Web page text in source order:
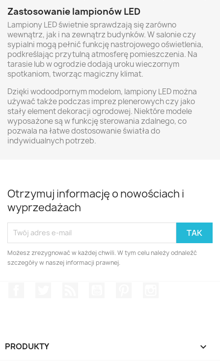
Zastosowanie lampionów LED
Lampiony LED świetnie sprawdzają się zarówno
wewnątrz, jak i na zewnątrz budynków. W salonie czy
sypialni mogą pełnić funkcję nastrojowego oświetlenia,
podkreślając przytulną atmosferę pomieszczenia. Na
tarasie lub w ogrodzie dodają uroku wieczornym
spotkaniom, tworząc magiczny klimat.
Dzięki wodoodpornym modelom, lampiony LED można
używać także podczas imprez plenerowych czy jako
stały element dekoracji ogrodowej. Niektóre modele
wyposażone są w funkcję sterowania zdalnego, co
pozwala na łatwe dostosowanie światła do
indywidualnych potrzeb.
Otrzymuj informację o nowościach i
wyprzedażach
Możesz zrezygnować w każdej chwili. W tym celu należy odnaleźć
szczegóły w naszej informacji prawnej.
PRODUKTY 